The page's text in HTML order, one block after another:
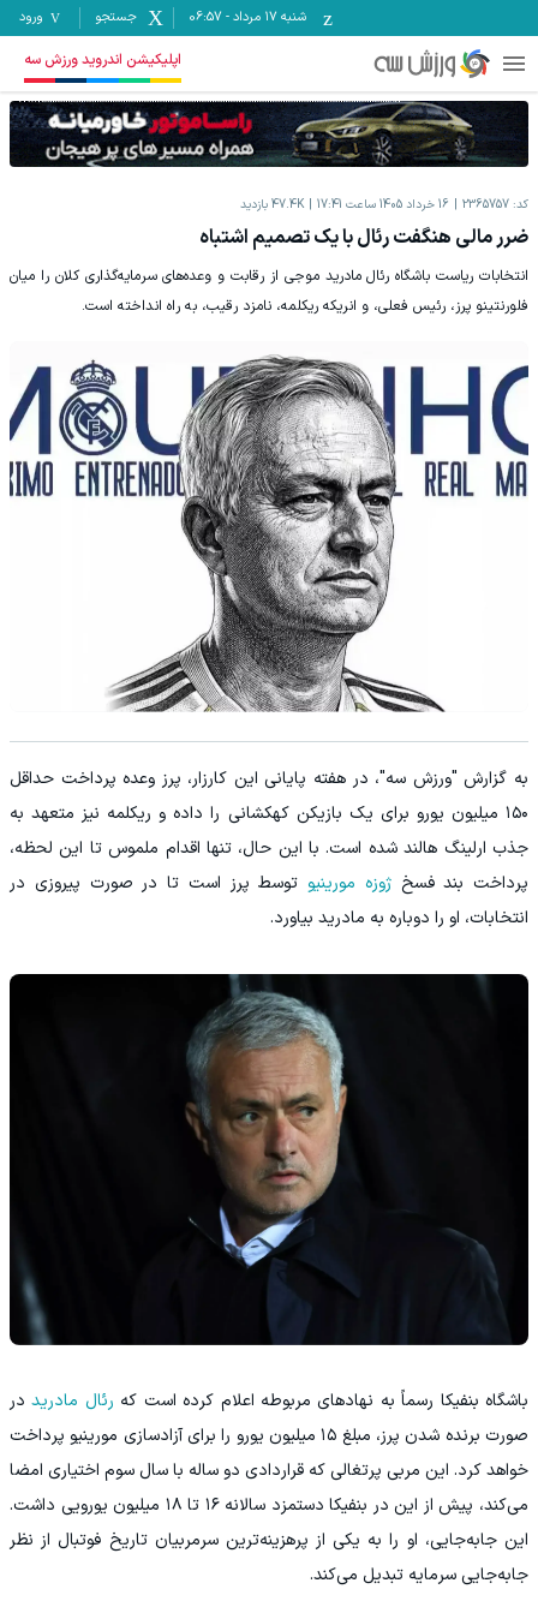
شنبه ۱۷ مرداد -
06:57 جستجو ورود
اپلیکیشن اندروید ورزش سه
کد: 2365757 16 خرداد 1405 ساعت 17:41 47.4K بازدید
ضرر مالی هنگفت رئال با یک تصمیم اشتباه
انتخابات ریاست باشگاه رئال مادرید موجی از رقابت و وعده‌های سرمایه‌گذاری کلان را میان
فلورنتینو پرز، رئیس فعلی، و انریکه ریکلمه، نامزد رقیب، به راه انداخته است.
به گزارش "ورزش سه"، در هفته پایانی این کارزار، پرز وعده پرداخت حداقل
۱۵۰ میلیون یورو برای یک بازیکن کهکشانی را داده و ریکلمه نیز متعهد به
جذب ارلینگ هالند شده است. با این حال، تنها اقدام ملموس تا این لحظه،
پرداخت بند فسخژوزه مورینیو توسط پرز است تا در صورت پیروزی در
انتخابات، او را دوباره به مادرید بیاورد.
باشگاه بنفیکا رسماً به نهادهای مربوطه اعلام کرده است که رئال مادریددر
صورت برنده شدن پرز، مبلغ ۱۵ میلیون یورو را برای آزادسازی مورینیو پرداخت
خواهد کرد. این مربی پرتغالی که قراردادی دو ساله با سال سوم اختیاری امضا
می‌کند، پیش از این در بنفیکا دستمزد سالانه ۱۶ تا ۱۸ میلیون یورویی داشت.
این جابه‌جایی، او را به یکی از پرهزینه‌ترین سرمربیان تاریخ فوتبال از نظر
جابه‌جایی سرمایه تبدیل می‌کند.